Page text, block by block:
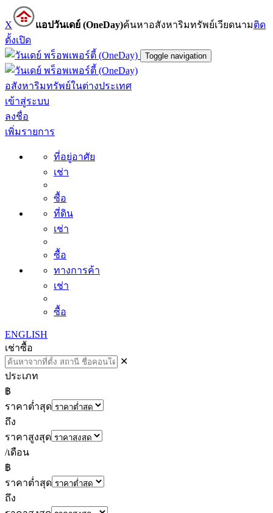
X แอปวันเดย์ (OneDay)ค้นหาอสังหาริมทรัพย์เวียดนามติด
ตั้งเปิด
Toggle navigation
อสังหาริมทรัพย์ในต่างประเทศ
เข้าสู่ระบบ
ลงชื่อ
เพิ่มรายการ
ที่อยู่อาศัย
เช่า
ซื้อ
ที่ดิน
เช่า
ซื้อ
ทางการค้า
เช่า
ซื้อ
ENGLISH
เช่าซื้อ
✕
ประเภท
฿
ราคาต่ำสุด
ถึง
ราคาสูงสุด
/เดือน
฿
ราคาต่ำสุด
ถึง